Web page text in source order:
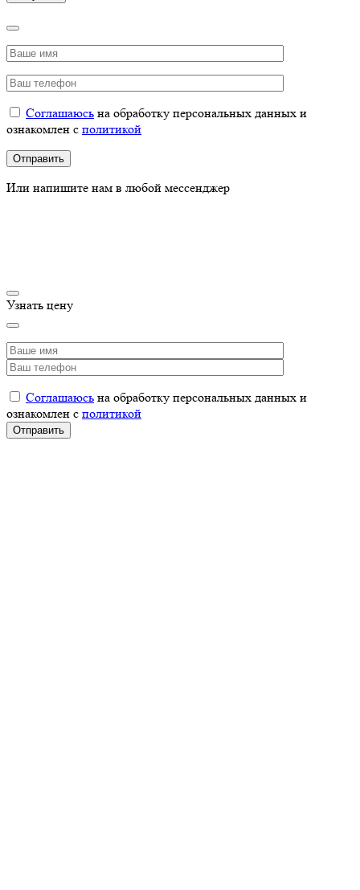
Соглашаюсь на обработку персональных данных и
ознакомлен с политикой
Или напишите нам в любой мессенджер
Узнать цену
Соглашаюсь на обработку персональных данных и
ознакомлен с политикой